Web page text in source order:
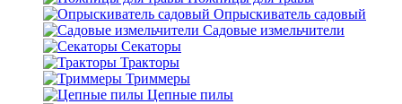
Опрыскиватель садовый
Садовые измельчители
Секаторы
Тракторы
Триммеры
Цепные пилы